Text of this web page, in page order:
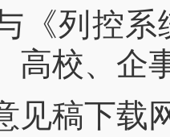
列控系
高校、企
稿下载